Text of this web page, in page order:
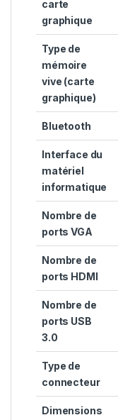
carte
graphique
Type de
mémoire
vive (carte
graphique)
Bluetooth
Interface du
matériel
informatique
Nombre de
ports VGA
Nombre de
ports HDMI
Nombre de
ports USB
3.0
Type de
connecteur
Dimensions